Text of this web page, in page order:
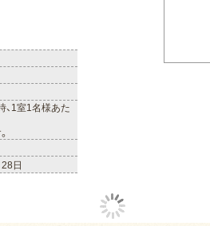
1室1名様あた
日